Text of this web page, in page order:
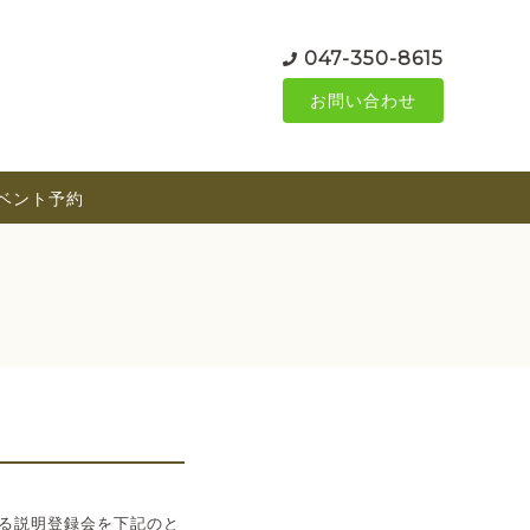
047-350-8615
お問い合わせ
ント予約
説明登録会を下記のと